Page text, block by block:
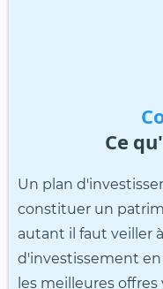
Ce
Un plan
constituer un
autant il faut veiller
d'investissement en
les meilleures offres